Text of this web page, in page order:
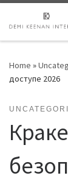
Skip to
Home »
доступе 2026